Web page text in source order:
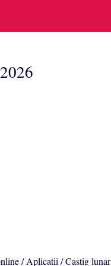
/ Aplicatii / Castig lunar